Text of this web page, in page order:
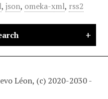
, json, omeka-xml, rss2
Léon, (c) 2020-2030 -